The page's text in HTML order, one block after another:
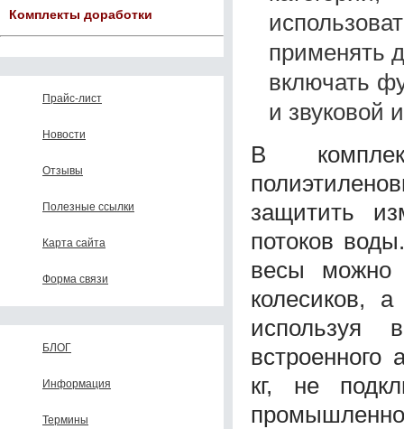
Комплекты доработки
Прайс-лист
Новости
Отзывы
Полезные ссылки
Карта сайта
Форма связи
БЛОГ
Информация
Термины
применять
включать
и звуковой
В
защитить
потоков
весы можно
колесиков,
используя
встроенного
кг, не